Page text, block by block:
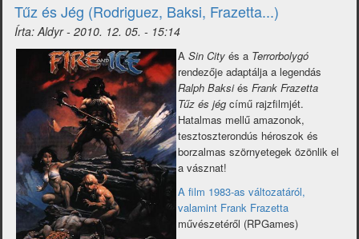
Tűz és Jég (Rodriguez, Baksi, Frazetta...)
Írta:Aldyr- 2010. 12. 05. - 15:14
A Sin City és a Terrorbolygó
rendezője adaptálja a legendás
Ralph Baksiés Frank Frazetta
Tűz és jég című rajzfilmjét.
Hatalmas mellű amazonok,
tesztoszterondús héroszok és
borzalmas szörnyetegek özönlik el
a vásznat!
A film 1983-as változatáról,
valamint Frank Frazetta
művészetéről (RPGames)